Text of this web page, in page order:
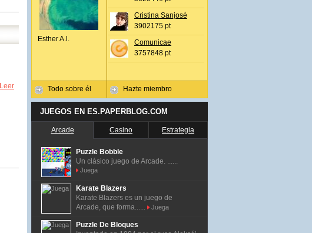
Leer
Esther A.l.
Todo sobre él
Cristina Sanjosé
3902175 pt
Comunicae
3757848 pt
Hazte miembro
JUEGOS EN ES.PAPERBLOG.COM
Arcade Casino Estrategia
Puzzle Bobble
Un clásico juego de Arcade. ......
Juega
Karate Blazers
Karate Blazers es un juego de
Arcade, que forma......
Juega
Puzzle De Bloques